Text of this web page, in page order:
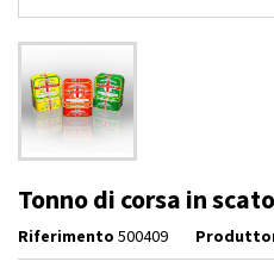
Tonno di corsa in
Riferimento 500409